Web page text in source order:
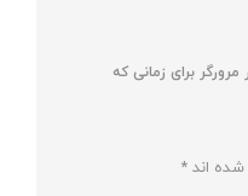
برای زمانی که
اند *